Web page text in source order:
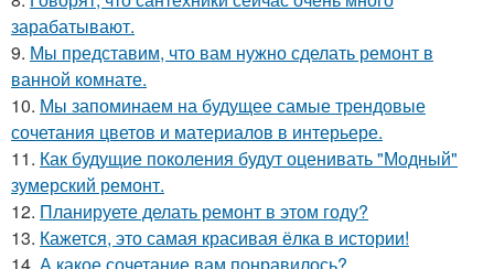
зарабатывают.
9. Мы представим, что вам нужно сделать ремонт в
ванной комнате.
10. Мы запоминаем на будущее самые трендовые
сочетания цветов и материалов в интерьере.
11. Как будущие поколения будут оценивать "Модный"
зумерский ремонт.
12. Планируете делать ремонт в этом году?
13. Кажется, это самая красивая ёлка в истории!
14. А какое сочетание вам понравилось?